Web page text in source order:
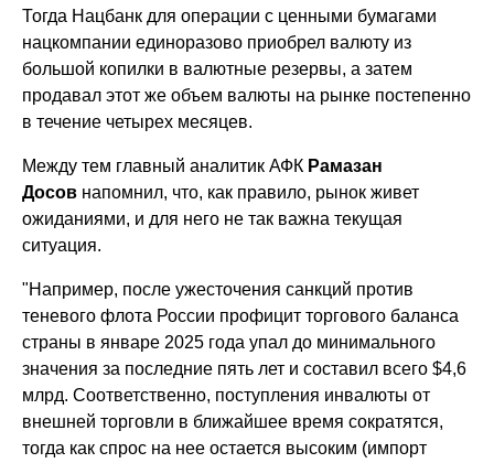
Тогда Нацбанк для операции с ценными бумагами
нацкомпании единоразово приобрел валюту из
большой копилки в валютные резервы, а затем
продавал этот же объем валюты на рынке постепенно
в течение четырех месяцев.
Между тем главный аналитик АФК Рамазан
Досов напомнил, что, как правило, рынок живет
ожиданиями, и для него не так важна текущая
ситуация.
"Например, после ужесточения санкций против
теневого флота России профицит торгового баланса
страны в январе 2025 года упал до минимального
значения за последние пять лет и составил всего $4,6
млрд. Соответственно, поступления инвалюты от
внешней торговли в ближайшее время сократятся,
тогда как спрос на нее остается высоким (импорт